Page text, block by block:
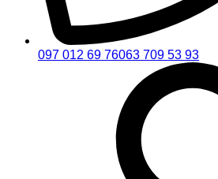
097 012 69 76063 709 53 93